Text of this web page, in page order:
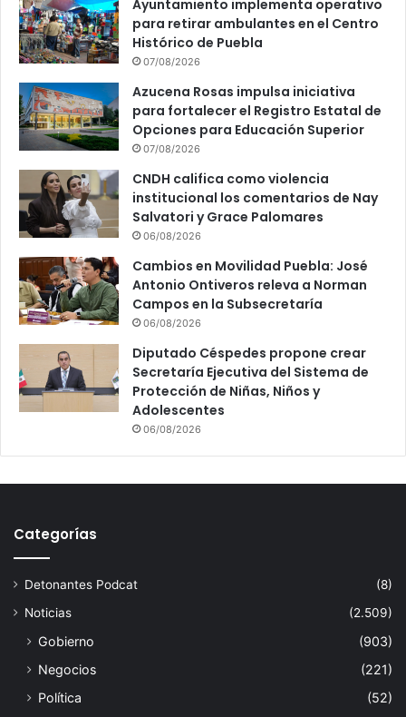
Ayuntamiento implementa operativo
para retirar ambulantes en el Centro
Histórico de Puebla
07/08/2026
Azucena Rosas impulsa iniciativa
para fortalecer el Registro Estatal de
Opciones para Educación Superior
07/08/2026
CNDH califica como violencia
institucional los comentarios de Nay
Salvatori y Grace Palomares
06/08/2026
Cambios en Movilidad Puebla: José
Antonio Ontiveros releva a Norman
Campos en la Subsecretaría
06/08/2026
Diputado Céspedes propone crear
Secretaría Ejecutiva del Sistema de
Protección de Niñas, Niños y
Adolescentes
06/08/2026
Categorías
Detonantes Podcat
(8)
Noticias
(2.509)
Gobierno
(903)
Negocios
(221)
Política
(52)